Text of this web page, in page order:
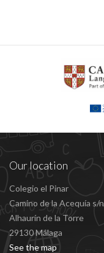
Our location
Colegio el Pinar
Camino de la Acequía s/n
Alhaurín de la Torre
29130 Málaga
See the map